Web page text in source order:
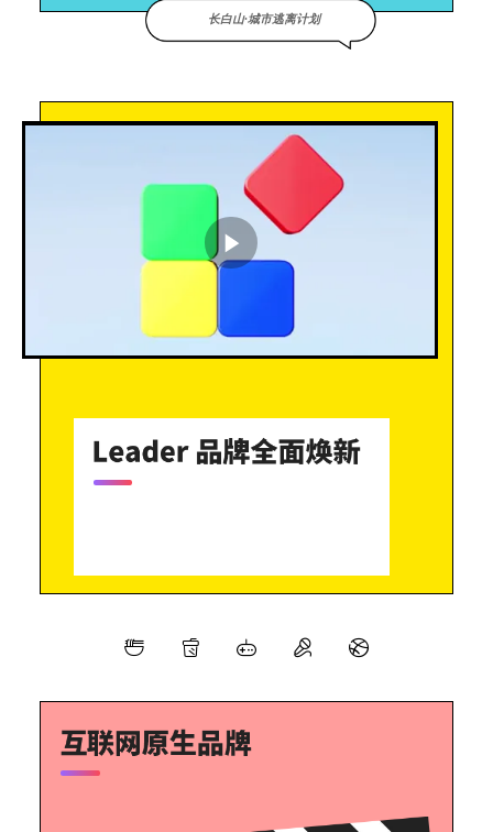
长白山·城市逃离计划
播放视频